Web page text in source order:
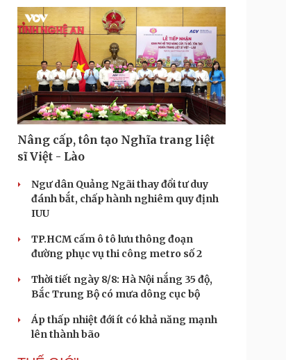
Nâng cấp, tôn tạo Nghĩa trang liệt
sĩ Việt - Lào
Ngư dân Quảng Ngãi thay đổi tư duy
đánh bắt, chấp hành nghiêm quy định
IUU
TP.HCM cấm ô tô lưu thông đoạn
đường phục vụ thi công metro số 2
Thời tiết ngày 8/8: Hà Nội nắng 35 độ,
Bắc Trung Bộ có mưa dông cục bộ
Áp thấp nhiệt đới ít có khả năng mạnh
lên thành bão